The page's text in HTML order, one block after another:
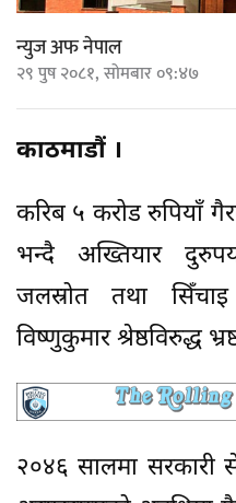
न्युज अफ नेपाल
२९ पुष २०८१, सोमबार ०९:४७
काठमाडौं ।
करिब ५ करोड रुपियाँ
भन्दै अख्तियार
जलस्रोत तथा सिँचाइ
विष्णुकुमार श्रेष्ठविरुद्ध
२०४६ सालमा सरकारी